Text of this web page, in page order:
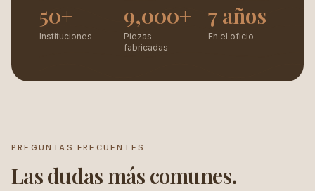
50+
Instituciones
9,000+
Piezas
fabricadas
7 años
En el oficio
PREGUNTAS FRECUENTES
Las dudas más comunes.